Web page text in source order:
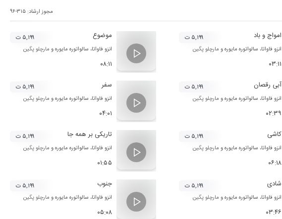
مجوز ارشاد: ۹۶-۳۱۵
امواج و باد
انزو فاواتا، سالواتوره مایورهو مارچلو پگین
۰۳:۱۱
۵,۱۹۹ ت موضوع
انزو فاواتا، سالواتوره مایورهو مارچلو پگین
۰۸:۱۱
۵,۱۹۹ ت
آبی رقصان
انزو فاواتا، سالواتوره مایورهو مارچلو پگین
۰۲:۳۹
۵,۱۹۹ ت سفر
انزو فاواتا، سالواتوره مایورهو مارچلو پگین
۰۴:۰۱
۵,۱۹۹ ت
کاشی
انزو فاواتا، سالواتوره مایورهو مارچلو پگین
۰۶:۱۸
۵,۱۹۹ ت تاریکی بر همه جا
انزو فاواتا، سالواتوره مایورهو مارچلو پگین
۰۱:۵۵
۵,۱۹۹ ت
شادی
انزو فاواتا، سالواتوره مایورهو مارچلو پگین
۰۳:۴۶
۵,۱۹۹ ت جنوب
انزو فاواتا، سالواتوره مایورهو مارچلو پگین
۰۵:۰۸
۵,۱۹۹ ت